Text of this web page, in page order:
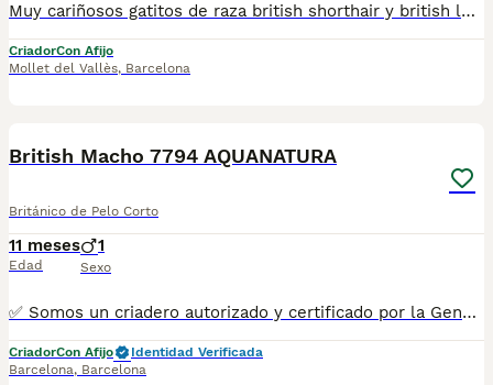
Muy cariñosos gatitos de raza british shorthair y british longhair con el pedigree, vacunas, microchip, castracion. Regalamos transportin y pack de bienvenida. Mas información por telefono- 665563272
CriadorCon Afijo
Mollet del Vallès, Barcelona
British Macho 7794 AQUANATURA
Británico de Pelo Corto
11 meses
Edad
1
Sexo
✅ Somos un criadero autorizado y certificado por la Generalitat de Catalunya bajo el número de Núcleo Zoológico G25/00314. PARA MÁS INFORMACIÓN: ☎️ 933095977 📱 685878504 / 674320847 💻 Más fotos y vídeos en nuestra web www.aquanatura.es 🚙 Hacemos envíos 📌 Calle Roger de Flor 45, muy cerca del Arc de Triomf de Barcelona, de Lunes a Sábados. Se entregan con sus vacunas, desparasitados interna y externamente, con microchip y su registro, cartilla sanitaria y contrato de garantías, documentación legal y factura.
CriadorCon Afijo
Identidad Verificada
Barcelona, Barcelona